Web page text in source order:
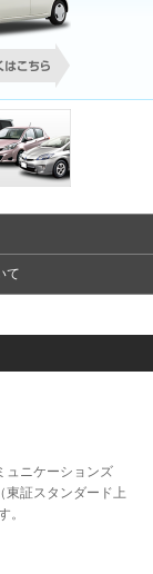
て
ュニケーションズ
東証スタンダード上
。